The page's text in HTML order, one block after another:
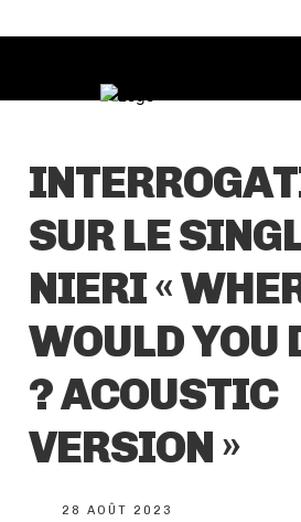
SUR LE
NIERI «
WOULD YOU
? ACOUSTIC
VERSION »
28 AOÛT 2023